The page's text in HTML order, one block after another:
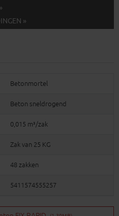
»
Betonmortel
Beton sneldrogend
0,015 m³/zak
Zak van 25 KG
48 zakken
5411574555257